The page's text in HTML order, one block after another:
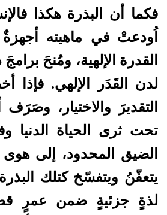
فكما أن البذرة هكذا
اُودعتْ في ماهيته
القدرة الإلهية، ومُنحَ
لدن القَدَر الإلهي. فإذا
التقديرَ والاختيار، وصَرَف
تحت ثرى الحياة الدنيا
الضيق المحدود، إلى
يتعفّنُ ويتفسّخ كتلك
لذةٍ جزئيةٍ ضمن عمرٍ